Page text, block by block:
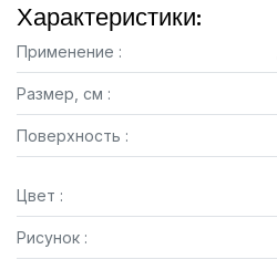
Характеристики:
Применение :
Размер, см :
Поверхность :
Цвет :
Рисунок :